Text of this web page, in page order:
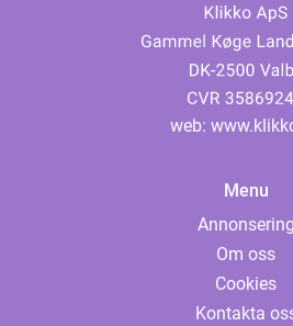
web:
Menu
Annonsering
Om oss
Cookies
Kontakta